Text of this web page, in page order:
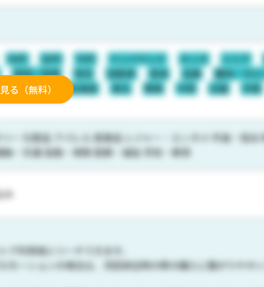
る（無料）
50代 60代 70代 インバウンド キッズ シニア
医師／医療 育児 自動車 若者 主婦 趣味／ホビ
料理／飲食 北海道 東北 関東 中部 近畿 中国
ー 化粧品 アパレル 医薬品 レジャー・エンタメ 外食・宿泊
・交通 金融・保険 医療・福祉 学校・教育
み
利用者にリーチできます。
ーションの場合は、次回来店時の際の購入に繋がりやす